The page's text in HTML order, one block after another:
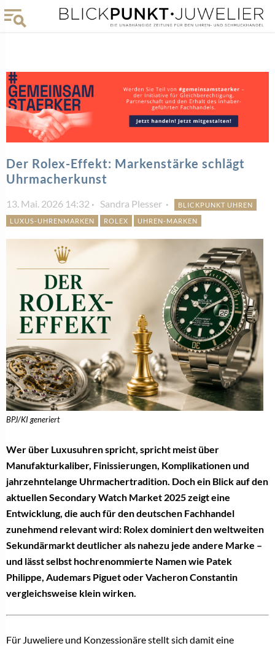
Der Rolex-Effekt: Markenstärke schlägt
Uhrmacherkunst
13. Mai. 2026 14:32 Sandra Plesser
BLICKPUNKT UHREN
LUXUS-UHRENMARKEN
ROLEX UHREN-MARKEN
BPJ/KI generiert
Wer über Luxusuhren spricht, spricht meist über
Manufakturkaliber, Finissierungen, Komplikationen und
jahrzehntelange Uhrmachertradition. Doch ein Blick auf den
aktuellen Secondary Watch Market 2025 zeigt eine
Entwicklung, die auch für den deutschen Fachhandel
zunehmend relevant wird: Rolex dominiert den weltweiten
Sekundärmarkt deutlicher als nahezu jede andere Marke –
und lässt selbst hochrenommierte Namen wie Patek
Philippe, Audemars Piguet oder Vacheron Constantin
vergleichsweise klein wirken.
Für Juweliere und Konzessionäre stellt sich damit eine